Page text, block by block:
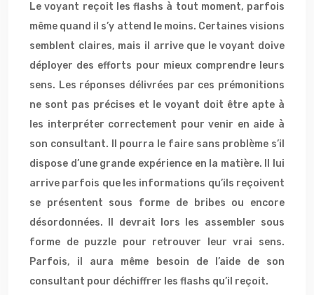
Le voyant reçoit les flashs à tout moment, parfois
même quand il s’y attend le moins. Certaines visions
semblent claires, mais il arrive que le voyant doive
déployer des efforts pour mieux comprendre leurs
sens. Les réponses délivrées par ces prémonitions
ne sont pas précises et le voyant doit être apte à
les interpréter correctement pour venir en aide à
son consultant. Il pourra le faire sans problème s’il
dispose d’une grande expérience en la matière. Il lui
arrive parfois que les informations qu’ils reçoivent
se présentent sous forme de bribes ou encore
désordonnées. Il devrait lors les assembler sous
forme de puzzle pour retrouver leur vrai sens.
Parfois, il aura même besoin de l’aide de son
consultant pour déchiffrer les flashs qu’il reçoit.